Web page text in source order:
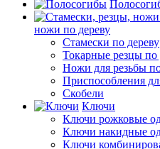
ножи по дереву
Стамески по дереву
Токарные резцы по
Ножи для резьбы
Приспособления
Скобели
Ключи
Ключи рожковые
Ключи накидные
Ключи